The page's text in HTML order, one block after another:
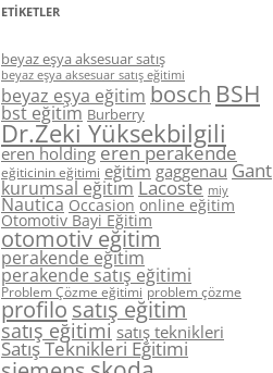
ETIKETLER
beyaz eşya aksesuar satış
beyaz eşya aksesuar satış eğitimi
beyaz eşya eğitim bosch BSH
bst eğitim Burberry
Dr.Zeki Yüksekbilgili
eren holding eren perakende
eğiticinin eğitimi eğitim gaggenau Gant
kurumsal eğitim Lacoste miy
Nautica Occasion online eğitim
Otomotiv Bayi Eğitim
otomotiv eğitim
perakende eğitim
perakende satış eğitimi
Problem Çözme eğitimi problem çözme
profilo satış eğitim
satış eğitimi satış teknikleri
Satış Teknikleri Eğitimi